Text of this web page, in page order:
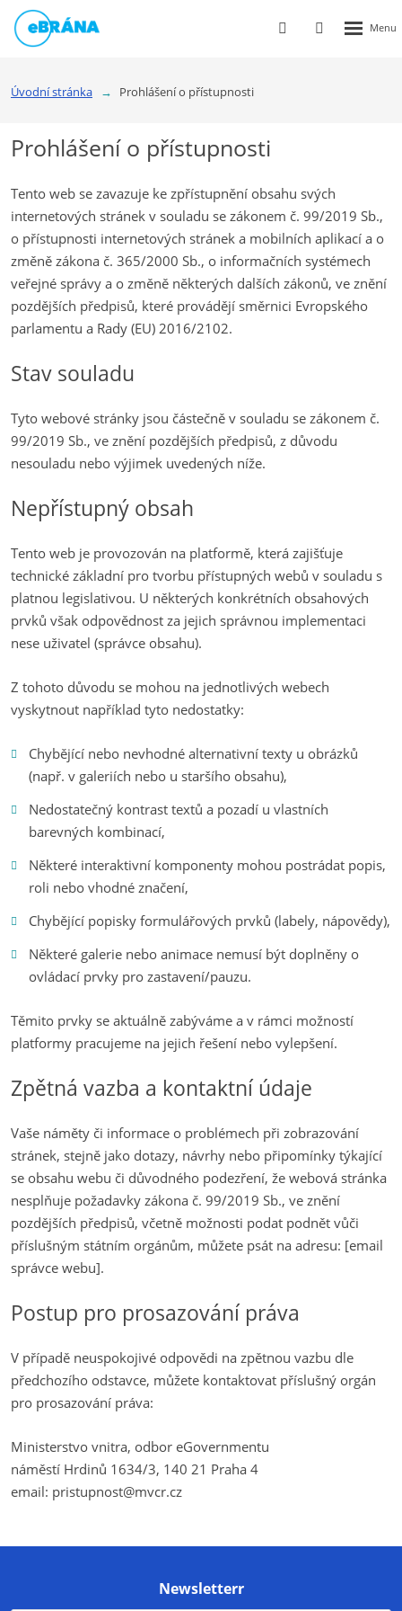
Vyhledávání
Přihlášení
Úvodní stránka Prohlášení o přístupnosti
Prohlášení o přístupnosti
Tento web se zavazuje ke zpřístupnění obsahu svých
internetových stránek v souladu se zákonem č. 99/2019 Sb.,
o přístupnosti internetových stránek a mobilních aplikací a o
změně zákona č. 365/2000 Sb., o informačních systémech
veřejné správy a o změně některých dalších zákonů, ve znění
pozdějších předpisů, které provádějí směrnici Evropského
parlamentu a Rady (EU) 2016/2102.
Stav souladu
Tyto webové stránky jsou částečně v souladu se zákonem č.
99/2019 Sb., ve znění pozdějších předpisů, z důvodu
nesouladu nebo výjimek uvedených níže.
Nepřístupný obsah
Tento web je provozován na platformě, která zajišťuje
technické základní pro tvorbu přístupných webů v souladu s
platnou legislativou. U některých konkrétních obsahových
prvků však odpovědnost za jejich správnou implementaci
nese uživatel (správce obsahu).
Z tohoto důvodu se mohou na jednotlivých webech
vyskytnout například tyto nedostatky:
Chybějící nebo nevhodné alternativní texty u obrázků
(např. v galeriích nebo u staršího obsahu),
Nedostatečný kontrast textů a pozadí u vlastních
barevných kombinací,
Některé interaktivní komponenty mohou postrádat popis,
roli nebo vhodné značení,
Chybějící popisky formulářových prvků (labely, nápovědy),
Některé galerie nebo animace nemusí být doplněny o
ovládací prvky pro zastavení/pauzu.
Těmito prvky se aktuálně zabýváme a v rámci možností
platformy pracujeme na jejich řešení nebo vylepšení.
Zpětná vazba a kontaktní údaje
Vaše náměty či informace o problémech při zobrazování
stránek, stejně jako dotazy, návrhy nebo připomínky týkající
se obsahu webu či důvodného podezření, že webová stránka
nesplňuje požadavky zákona č. 99/2019 Sb., ve znění
pozdějších předpisů, včetně možnosti podat podnět vůči
příslušným státním orgánům, můžete psát na adresu: [email
správce webu].
Postup pro prosazování práva
V případě neuspokojivé odpovědi na zpětnou vazbu dle
předchozího odstavce, můžete kontaktovat příslušný orgán
pro prosazování práva:
Ministerstvo vnitra, odbor eGovernmentu
náměstí Hrdinů 1634/3, 140 21 Praha 4
email: pristupnost@mvcr.cz
Newsletterr